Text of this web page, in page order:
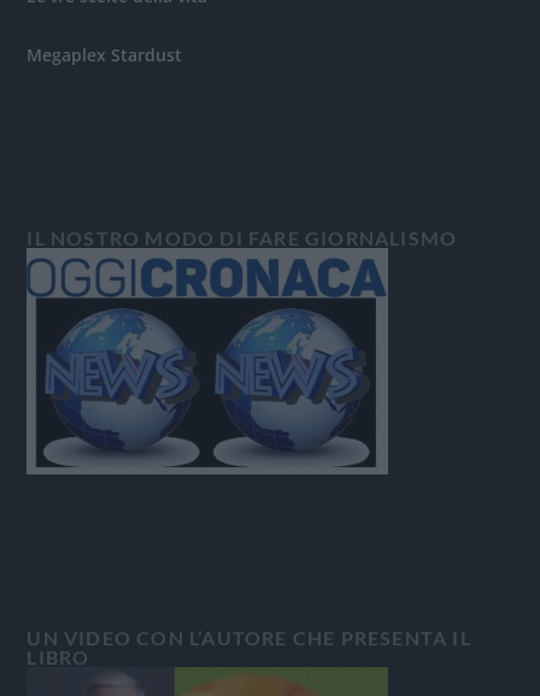
Megaplex Stardust
IL NOSTRO MODO DI FARE GIORNALISMO
UN VIDEO CON L’AUTORE CHE PRESENTA IL
LIBRO